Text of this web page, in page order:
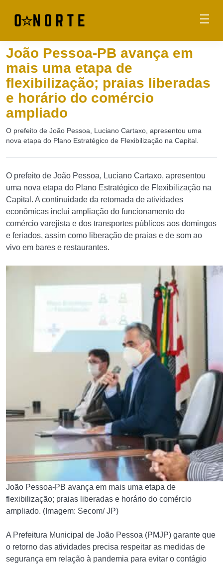
João Pessoa-PB avança em
mais uma etapa de
flexibilização; praias liberadas
e horário do comércio
ampliado
O prefeito de João Pessoa, Luciano Cartaxo, apresentou uma
nova etapa do Plano Estratégico de Flexibilização na Capital.
O prefeito de João Pessoa, Luciano Cartaxo, apresentou
uma nova etapa do Plano Estratégico de Flexibilização na
Capital. A continuidade da retomada de atividades
econômicas inclui ampliação do funcionamento do
comércio varejista e dos transportes públicos aos domingos
e feriados, assim como liberação de praias e de som ao
vivo em bares e restaurantes.
João Pessoa-PB avança em mais uma etapa de
flexibilização; praias liberadas e horário do comércio
ampliado. (Imagem: Secom/ JP)
A Prefeitura Municipal de João Pessoa (PMJP) garante que
o retorno das atividades precisa respeitar as medidas de
segurança em relação à pandemia para evitar o contágio